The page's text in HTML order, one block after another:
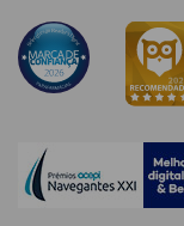
Séruns
Anti-